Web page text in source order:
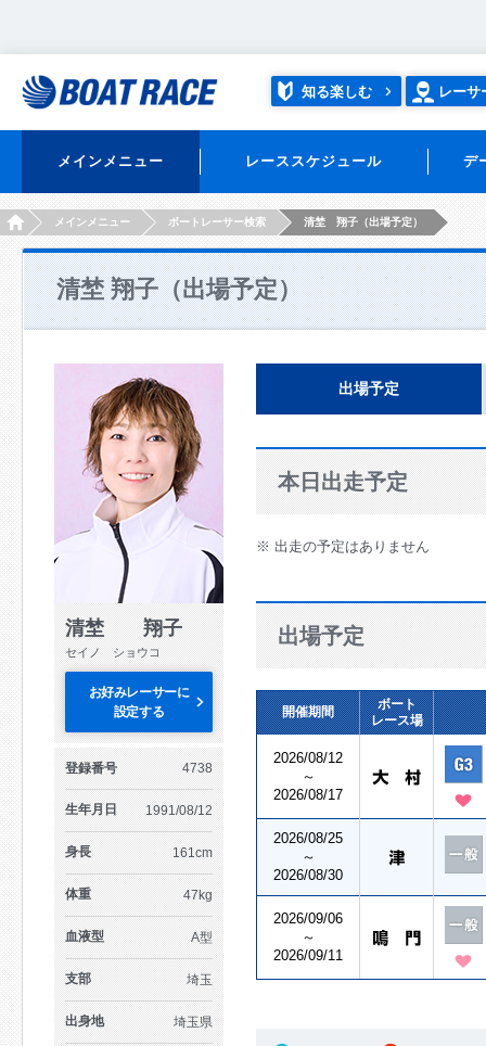
知る楽しむ レーサ
メインメニュー レーススケジュール デ
HOMEメインメニュー ボートレーサー検索 清埜 翔子（出場予定）
清埜 翔子（出場予定）
清埜 翔子
セイノ ショウコ
お好みレーサーに
設定する
登録番号 4738
生年月日 1991/08/12
身長 161cm
体重 47kg
血液型 A型
支部 埼玉
出身地 埼玉県
出場予定
本日出走予定
※ 出走の予定はありません
出場予定
開催期間
ボート
レース場
2026/08/12
～
2026/08/17
2026/08/25
～
2026/08/30
2026/09/06
～
2026/09/11